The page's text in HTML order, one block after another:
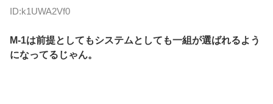
ID:k1UWA2Vf0
M-1は前提としてもシステムとしても一組が選ばれるよう
になってるじゃん。